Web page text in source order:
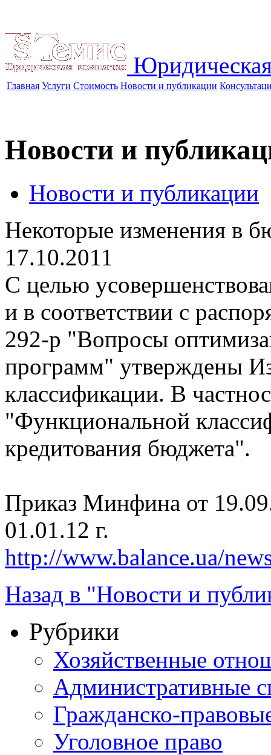
Главная Услуги Стоимость Новости и публикации
Новости и
Новости и публикации
Некоторые изменения в
17.10.2011
С целью
и в соответствии с
292-р "Вопросы
программ" утверждены
классификации. В
"Функциональной
кредитования бюджета".
Приказ Минфина от
01.01.12 г.
http://www.balance.ua/
Назад в "Новости и
Рубрики
Хозяйственные
Административные
Гражданско-
Уголовное право